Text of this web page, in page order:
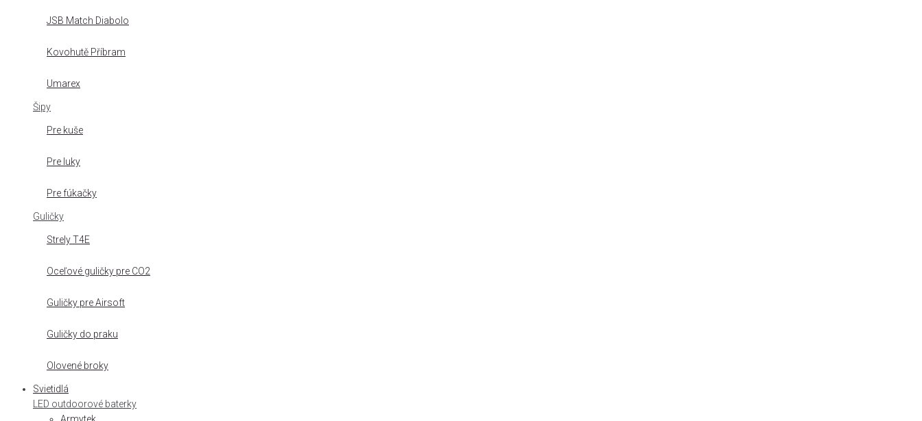
JSB Match Diabolo
Kovohutě Příbram
Umarex
Šipy
Pre kuše
Pre luky
Pre fúkačky
Guličky
Strely T4E
Oceľové guličky pre CO2
Guličky pre Airsoft
Guličky do praku
Olovené broky
Svietidlá
LED outdoorové baterky